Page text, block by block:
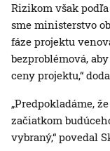
Rizikom však
sme ministerstvo
fáze projektu
bezproblémová,
ceny projektu,“
„Predpokladáme,
začiatkom
vybraný,“ povedal